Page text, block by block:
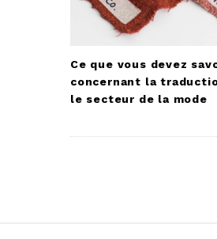
Ce que vous devez
concernant la
le secteur de la mode